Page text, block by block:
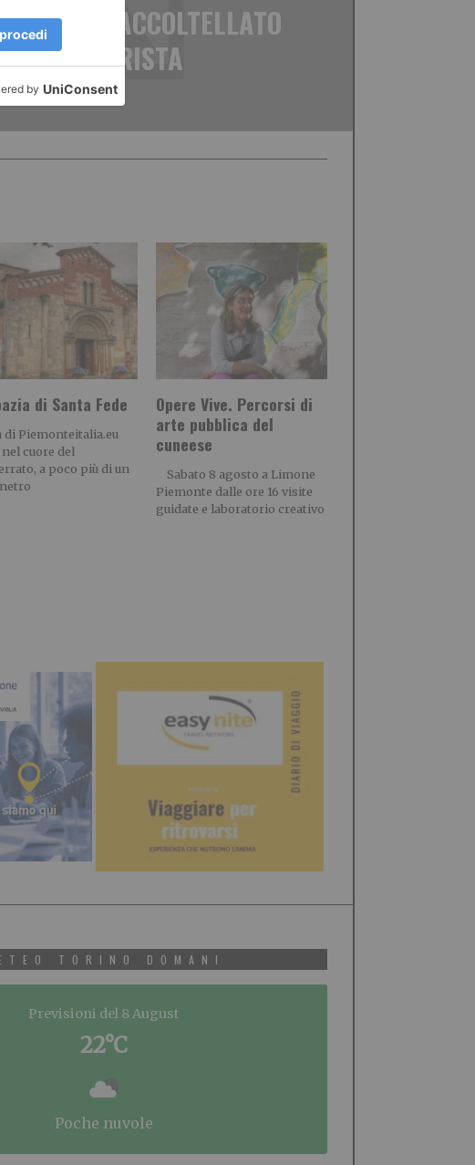
ACCOLTELLATO
DAL BARISTA
di Santa Fede
di Piemonteitalia.eu
cuore del
a poco più di un
Opere Vive. Percorsi di
arte pubblica del
cuneese
Sabato 8 agosto a Limone
Piemonte dalle ore 16 visite
guidate e laboratorio creativo
TORINO DOMANI
Previsioni del 8 August
22°C
poche nuvole